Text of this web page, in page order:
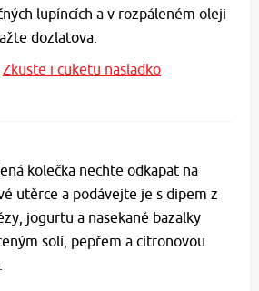
lupíncích a v rozpáleném oleji
dozlatova.
Zkuste i cuketu nasladko
kolečka nechte odkapat na
utěrce a podávejte je s dipem z
jogurtu a nasekané bazalky
solí, pepřem a citronovou